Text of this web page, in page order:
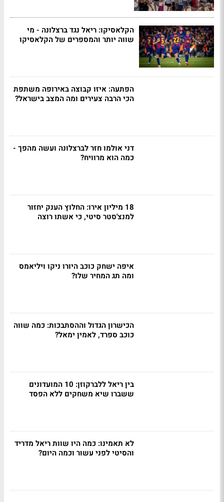
הקלאסיקו: ריאל נגד ברצלונה - מי
שווה יותר והמספרים של הקלאסיקו
הפתעה: איזו קבוצה באירופה משתפת
הכי הרבה צעירים ומה המצב בישראל?
דני אולמו חזר לברצלונה ועשה מהפך -
כמה הוא מרוויח?
18 מיליון אירו: החלוץ הענק יחזור
למנצ'סטר סיטי, כי אשתו רוצה
איפה ישחק כוכב היורו ניקו ויליאמס
ומה תג המחיר שלו?
הכישרון הגדול וההסתבכות: כמה שווה
כוכב ספרד, לאמין ימאל?
בין ריאל ללברקוזן: 10 המועדונים
ששברו שיא משחקים ללא הפסד
לא תאמינו: כמה היו שוות ריאל מדריד
והסיטי לפני עשור וכמה היום?